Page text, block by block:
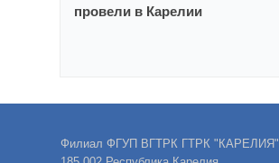
провели в Карелии
Филиал ФГУП ВГТРК ГТРК "КАРЕЛИЯ"